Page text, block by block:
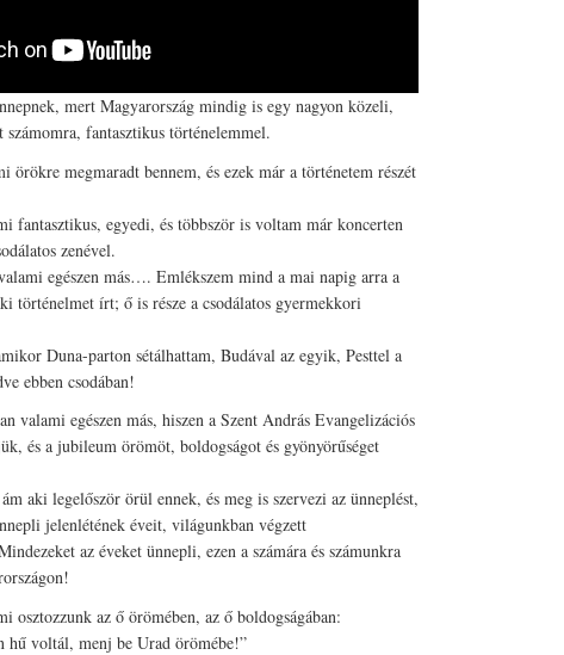
mert Magyarország mindig is egy nagyon közeli,
fantasztikus történelemmel.
örökre megmaradt bennem, és ezek már a történetem részét
fantasztikus, egyedi, és többször is voltam már koncerten
zenével.
egészen más…. Emlékszem mind a mai napig arra a
történelmet írt; ő is része a csodálatos gyermekkori
Duna-parton sétálhattam, Budával az egyik, Pesttel a
ebben csodában!
valami egészen más, hiszen a Szent András Evangelizációs
és a jubileum örömöt, boldogságot és gyönyörűséget
aki legelőször örül ennek, és meg is szervezi az ünneplést,
jelenlétének éveit, világunkban végzett
az éveket ünnepli, ezen a számára és számunkra
osztozzunk az ő örömében, az ő boldogságában:
hű voltál, menj be Urad örömébe!”